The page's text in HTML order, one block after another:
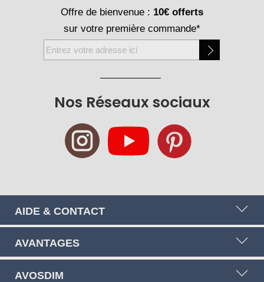
Nos Réseaux sociaux
Offre de bienvenue : 10€ offerts
sur votre première commande*
Inscription
à
AIDE & CONTACT
AVANTAGES
AVOSDIM